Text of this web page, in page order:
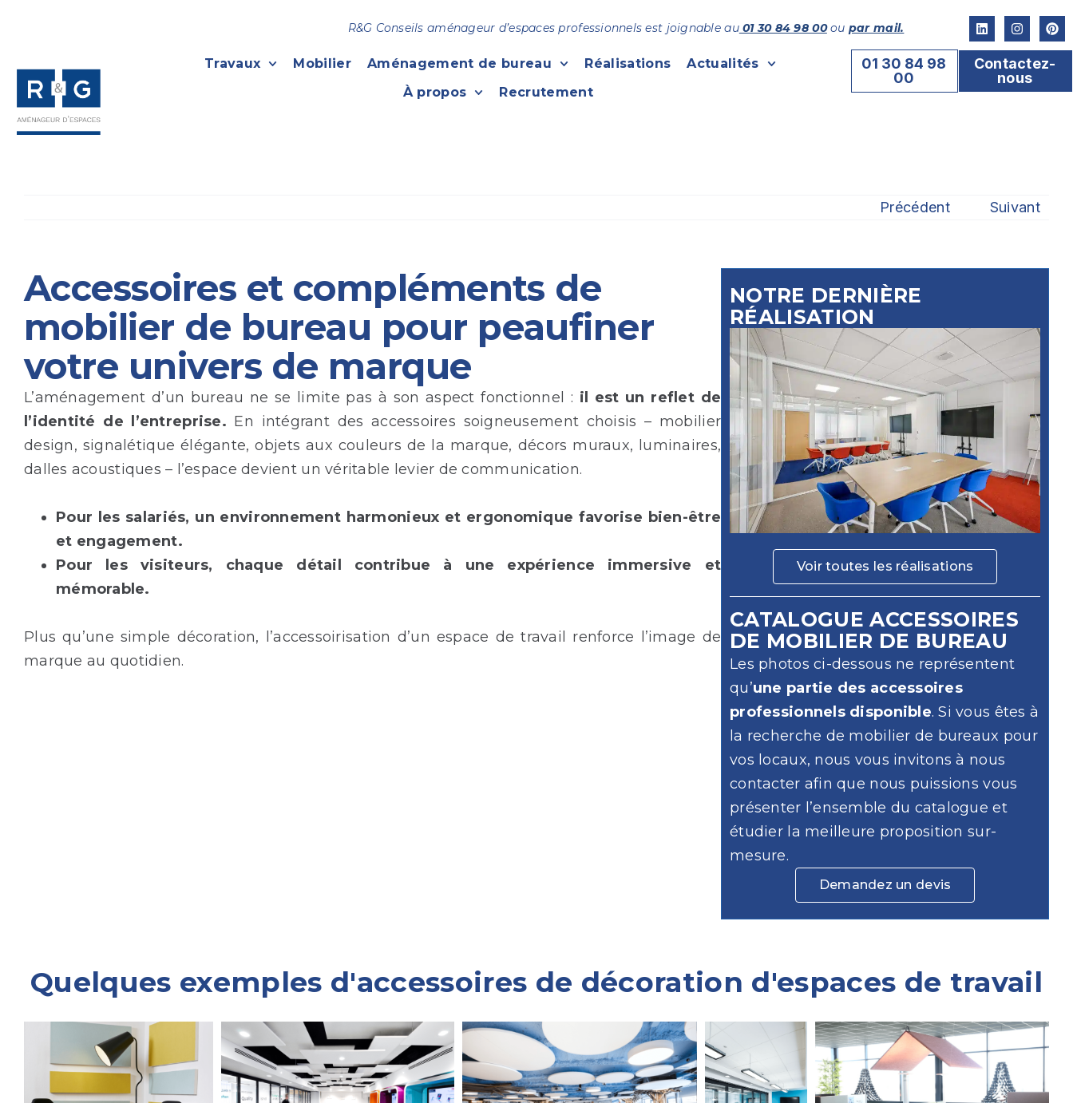
R&G Conseils aménageur d’espaces professionnels est joignable au01 30 84 98 00ou par mail.
Travaux Mobilier Aménagement de bureau Réalisations
Actualités
À propos
Recrutement
01 30 84 98
00
Contactez-
nous
Précédent Suivant
Accessoires et compléments de
mobilier de bureau pour peaufiner
votre univers de marque
L’aménagement d’un bureau ne se limite pas à son aspect fonctionnel : il est un reflet de
l’identité de l’entreprise. En intégrant des accessoires soigneusement choisis – mobilier
design, signalétique élégante, objets aux couleurs de la marque, décors muraux, luminaires,
dalles acoustiques – l’espace devient un véritable levier de communication.
Pour les salariés, un environnement harmonieux et ergonomique favorise bien-être
et engagement.
Pour les visiteurs, chaque détail contribue à une expérience immersive et
mémorable.
Plus qu’une simple décoration, l’accessoirisation d’un espace de travail renforce l’image de
marque au quotidien.
NOTRE DERNIÈRE
RÉALISATION
Voir toutes les réalisations
CATALOGUE ACCESSOIRES
DE MOBILIER DE BUREAU
Les photos ci-dessous ne représentent
qu’une partie des accessoires
professionnels disponible. Si vous êtes à
la recherche de mobilier de bureaux pour
vos locaux, nous vous invitons à nous
contacter afin que nous puissions vous
présenter l’ensemble du catalogue et
étudier la meilleure proposition sur-
mesure.
Demandez un devis
Quelques exemples d'accessoires de décoration d'espaces de travail